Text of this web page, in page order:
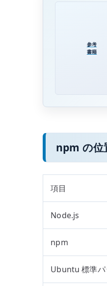
参考
書籍
npm の位
項目
Node.js
npm
Ubuntu 標準パ